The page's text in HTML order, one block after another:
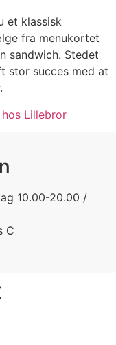
et klassisk
fra menukortet
sandwich. Stedet
stor succes med at
Lillebror
10.00-20.00 /
C